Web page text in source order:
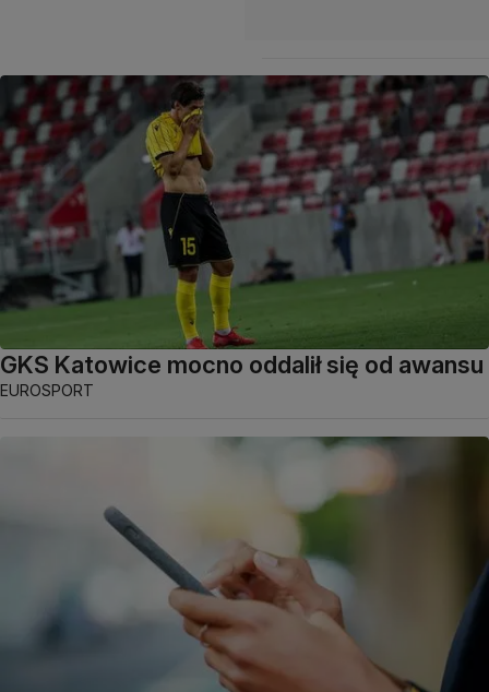
GKS Katowice mocno oddalił się od awansu
EUROSPORT